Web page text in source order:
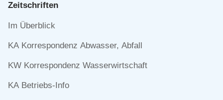
Zeitschriften
Navigation
Im Überblick
KA Korrespondenz Abwasser, Abfall
KW Korrespondenz Wasserwirtschaft
KA Betriebs-Info